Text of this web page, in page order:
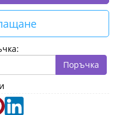
Поръчка